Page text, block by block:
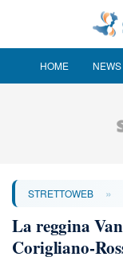
HOME NEWS
STRETTOWEB »
La reggina
Corigliano-